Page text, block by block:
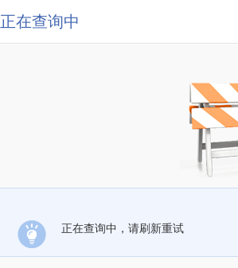
正在查询中
正在查询中，请刷新重试